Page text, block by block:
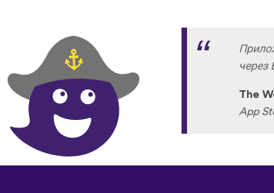
через
The
App